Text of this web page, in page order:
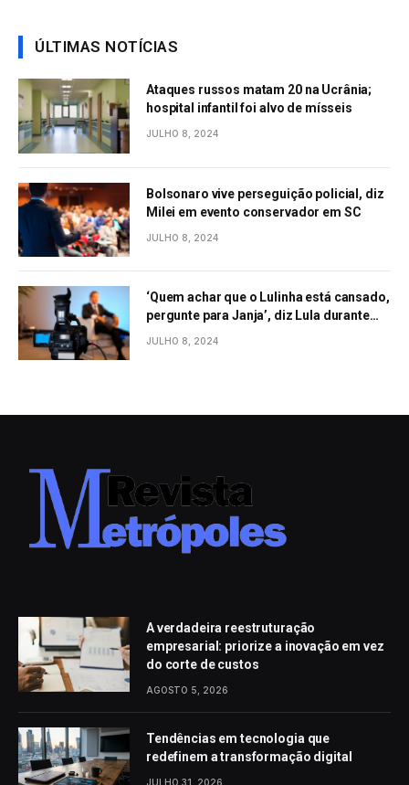
ÚLTIMAS NOTÍCIAS
Ataques russos matam 20 na Ucrânia;
hospital infantil foi alvo de mísseis
JULHO 8, 2024
Bolsonaro vive perseguição policial, diz
Milei em evento conservador em SC
JULHO 8, 2024
‘Quem achar que o Lulinha está cansado,
pergunte para Janja’, diz Lula durante
JULHO 8, 2024
A verdadeira reestruturação
empresarial: priorize a inovação em vez
do corte de custos
AGOSTO 5, 2026
Tendências em tecnologia que
redefinem a transformação digital
JULHO 31, 2026